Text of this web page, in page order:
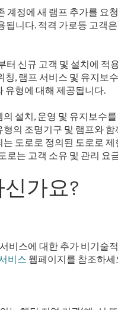
계정에 새 램프 추가를 요
됩니다. 적격 가로등 고객
터 신규 고객 및 설치에 적
칭, 램프 서비스 및 유지보
유형에 대해 제공됩니다.
설치, 운영 및 유지보수
의 조명기구 및 램프와
도로로 정의된 도로로
로는 고객 소유 및 관리 요
가요?
비스에 대한 추가 비기술
비스 웹페이지를 참조하세